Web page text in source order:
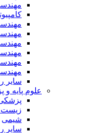
مهندسی
کامپیوتر و
مهندسی
مهندسی
مهندسی
مهندسی
مهندسی
مهندسی
سایر
علوم پایه و
پزشکی
زیست
شیمی
سایر رشته